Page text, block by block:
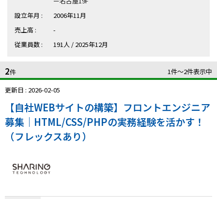
設立年月 :
2006年11月
売上高 :
-
従業員数 :
191人 / 2025年12月
2件
1件〜2件表示中
更新日 : 2026-02-05
【自社WEBサイトの構築】フロントエンジニア
募集｜HTML/CSS/PHPの実務経験を活かす！
（フレックスあり）
障害のある新卒学生専門の就職エージェントサービス
求人検索・スカウトサービス
障害者専門の求人検索・スカウトサービス
障害別専門支援の就労移行支援サービス
就職・転職ノウハウ
お問い合わせ
よくある質問
採用をお考えの企業様はこちら